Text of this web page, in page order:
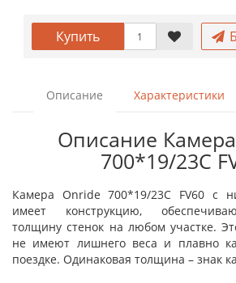
Купить
Описание Характеристики
Описание
700*19/23C
Камера Onride 700*19/23C FV60 с
имеет конструкцию,
толщину стенок на любом участке.
не имеют лишнего веса и плавно
поездке. Одинаковая толщина – знак